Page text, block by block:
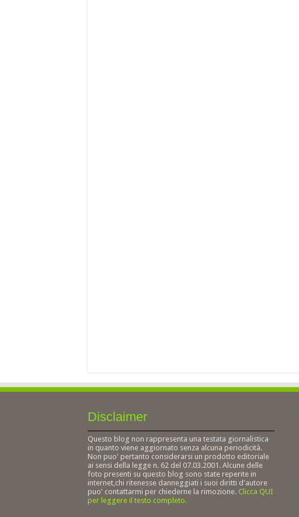
Disclaimer
Questo blog non rappresenta una testata giornalistica
in quanto viene aggiornato senza alcuna periodicità.
Non puo' pertanto considerarsi un prodotto editoriale
ai sensi della legge n. 62 del 07.03.2001. Alcune delle
foto presenti su questo blog sono state reperite in
internet,chi ritenesse danneggiati i suoi diritti d'autore
puo' contattarmi per chiederne la rimozione. Clicca QUI
per leggere il testo completo.